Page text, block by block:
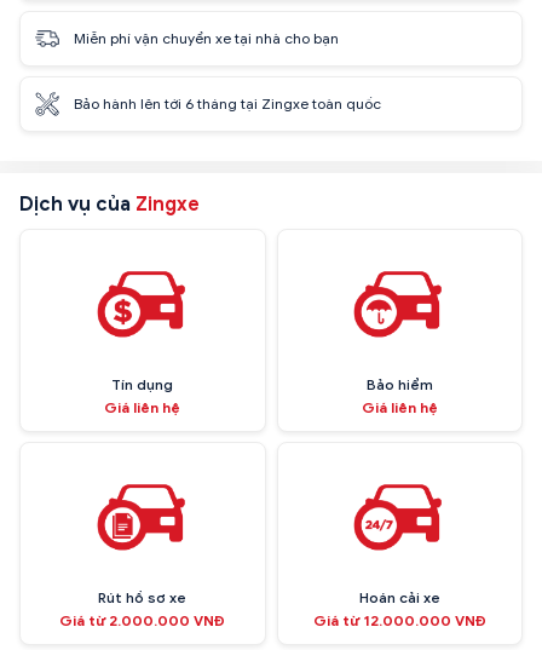
Miễn phí vận chuyển xe tại nhà cho bạn
Bảo hành lên tới 6 tháng tại Zingxe toàn quốc
Dịch vụ của Zingxe
Tín dụng
Giá liên hệ
Bảo hiểm
Giá liên hệ
Rút hồ sơ xe
Giá từ 2.000.000 VNĐ
Hoán cải xe
Giá từ 12.000.000 VNĐ